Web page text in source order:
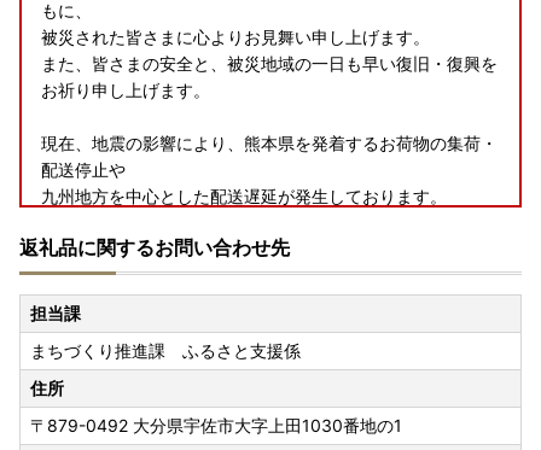
もに、
被災された皆さまに心よりお見舞い申し上げます。
また、皆さまの安全と、被災地域の一日も早い復旧・復興を
お祈り申し上げます。
現在、地震の影響により、熊本県を発着するお荷物の集荷・
配送停止や
九州地方を中心とした配送遅延が発生しております。
で、
何卒ご理解賜りますようお願い申し上げます。
【オンラインワンストップ特例申請について】
令和8年4月1日より、ワンストップ特例のオンライン申請窓
口が「ふるまど」から 「自治体マイページ」 へ変更となり
ます。
返礼品に関するお問い合わせ先
担当課
まちづくり推進課 ふるさと支援係
住所
〒879-0492 大分県宇佐市大字上田1030番地の1